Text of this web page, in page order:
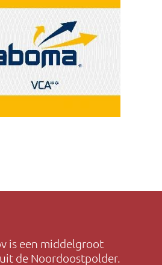
is een middelgroot
de Noordoostpolder.